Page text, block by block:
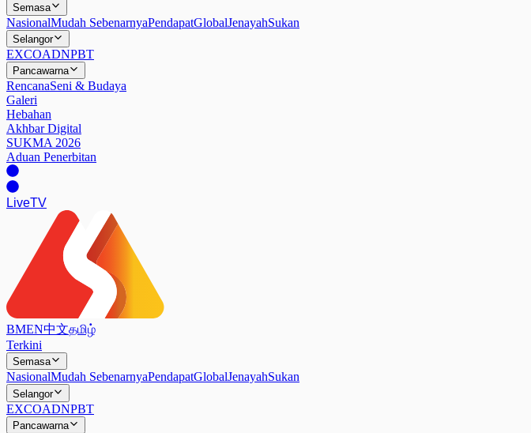
Semasa
NasionalMudah SebenarnyaPendapatGlobalJenayahSukan
Selangor
EXCOADNPBT
Pancawarna
RencanaSeni & Budaya
Galeri
Hebahan
Akhbar Digital
SUKMA 2026
Aduan Penerbitan
LiveTV
BMEN中文தமிழ்
Terkini
Semasa
NasionalMudah SebenarnyaPendapatGlobalJenayahSukan
Selangor
EXCOADNPBT
Pancawarna